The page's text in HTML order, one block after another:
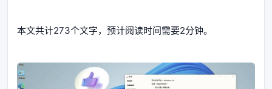
本文共计273个文字，预计阅读时间需要2分钟。